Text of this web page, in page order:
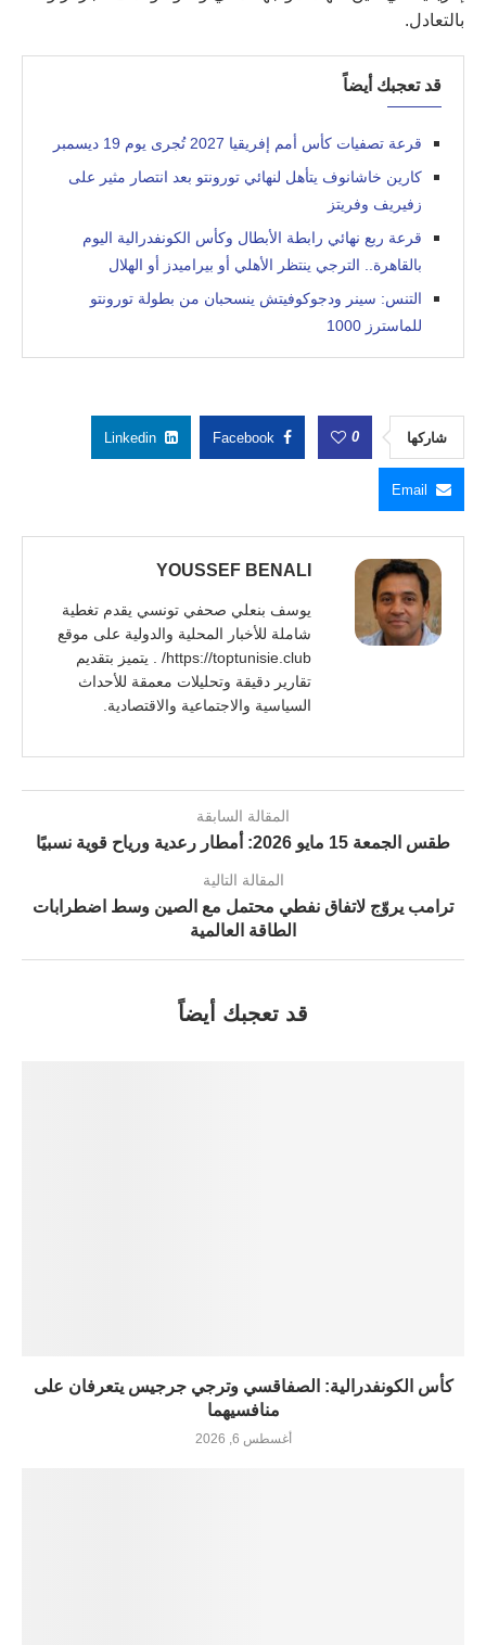
بالتعادل.
قد تعجبك أيضاً
قرعة تصفيات كأس أمم إفريقيا 2027 تُجرى يوم 19 ديسمبر
كارين خاشانوف يتأهل لنهائي تورونتو بعد انتصار مثير على
زفيريف وفريتز
قرعة ربع نهائي رابطة الأبطال وكأس الكونفدرالية اليوم
بالقاهرة.. الترجي ينتظر الأهلي أو بيراميدز أو الهلال
التنس: سينر ودجوكوفيتش ينسحبان من بطولة تورونتو
للماسترز 1000
شاركها 0
Facebook
Linkedin
Email
YOUSSEF BENALI
يوسف بنعلي صحفي تونسي يقدم تغطية
شاملة للأخبار المحلية والدولية على موقع
https://toptunisie.club/ . يتميز بتقديم
تقارير دقيقة وتحليلات معمقة للأحداث
السياسية والاجتماعية والاقتصادية.
المقالة السابقة
طقس الجمعة 15 مايو 2026: أمطار رعدية ورياح قوية نسبيًا
المقالة التالية
ترامب يروّج لاتفاق نفطي محتمل مع الصين وسط اضطرابات
الطاقة العالمية
قد تعجبك أيضاً
كأس الكونفدرالية: الصفاقسي وترجي جرجيس يتعرفان على
منافسيهما
أغسطس 6, 2026